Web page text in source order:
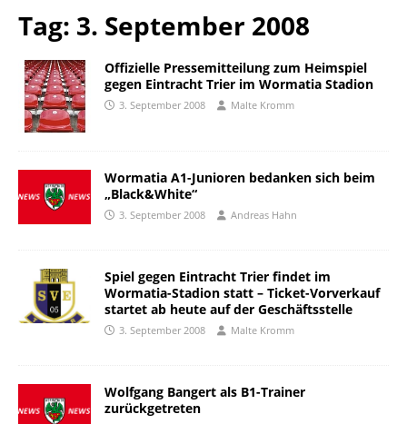
Tag: 3. September 2008
Offizielle Pressemitteilung zum Heimspiel
gegen Eintracht Trier im Wormatia Stadion
3. September 2008 Malte Kromm
Wormatia A1-Junioren bedanken sich beim
„Black&White“
3. September 2008 Andreas Hahn
Spiel gegen Eintracht Trier findet im
Wormatia-Stadion statt – Ticket-Vorverkauf
startet ab heute auf der Geschäftsstelle
3. September 2008 Malte Kromm
Wolfgang Bangert als B1-Trainer
zurückgetreten